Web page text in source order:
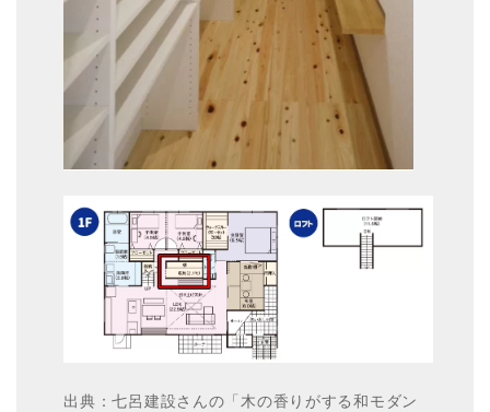
出典：七呂建設さんの「木の香りがする和モダン